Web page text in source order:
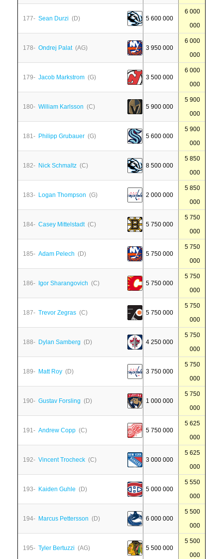
177- Sean Durzi (D) 5 600 000
6 000
000
178- Ondrej Palat(AG) 3 950 000
6 000
000
179- Jacob Markstrom (G) 3 500 000
6 000
000
180- William Karlsson (C) 5 900 000
5 900
000
181- Philipp Grubauer (G) 5 600 000
5 900
000
182- Nick Schmaltz (C) 8 500 000
5 850
000
183- Logan Thompson (G) 2 000 000
5 850
000
184- Casey Mittelstadt(C) 5 750 000
5 750
000
185- Adam Pelech (D) 5 750 000
5 750
000
186- Igor Sharangovich (C) 5 750 000
5 750
000
187- Trevor Zegras (C) 5 750 000
5 750
000
188- Dylan Samberg (D) 4 250 000
5 750
000
189- Matt Roy (D) 3 750 000
5 750
000
190- Gustav Forsling (D) 1 000 000
5 750
000
191- Andrew Copp (C) 5 750 000
5 625
000
192- Vincent Trocheck (C) 3 000 000
5 625
000
193- Kaiden Guhle (D) 5 000 000
5 550
000
194- Marcus Pettersson (D) 6 000 000
5 500
000
195- Tyler Bertuzzi (AG) 5 500 000
5 500
000